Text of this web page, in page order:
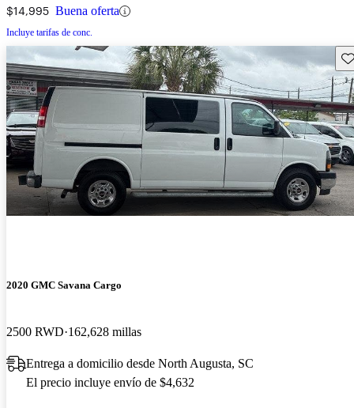
$14,995 Buena oferta
Incluye tarifas de conc.
2020 GMC Savana Cargo
2500 RWD 162,628 millas
Entrega a domicilio desde North Augusta, SC
El precio incluye envío de $4,632